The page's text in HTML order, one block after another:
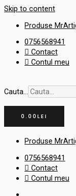
Skip to content
Produse
0756568941
Contact
Contul meu
Cauta...
0.00 LEI
Produse
0756568941
Contact
Contul meu